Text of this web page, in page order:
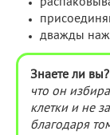
дважды
Знаете ли вы?
что он
клетки и не
благодаря